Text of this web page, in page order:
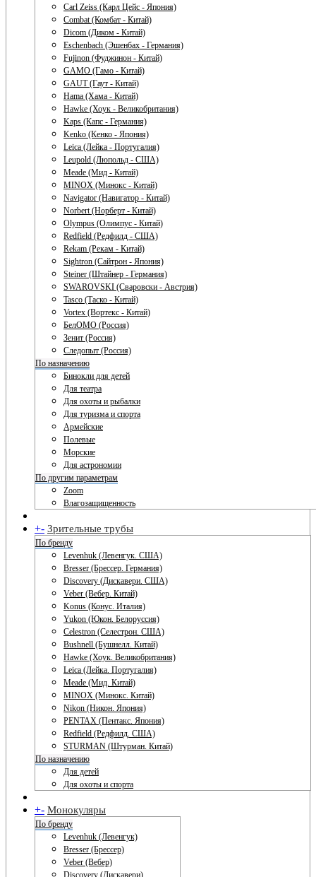
Carl Zeiss (Карл Цейс - Япония)
Combat (Комбат - Китай)
Dicom (Диком - Китай)
Eschenbach (Эшенбах - Германия)
Fujinon (Фуджинон - Китай)
GAMO (Гамо - Китай)
GAUT (Гаут - Китай)
Hama (Хама - Китай)
Hawke (Хоук - Великобритания)
Kaps (Капс - Германия)
Kenko (Кенко - Япония)
Leica (Лейка - Португалия)
Leupold (Люпольд - США)
Meade (Мид - Китай)
MINOX (Минокс - Китай)
Navigator (Навигатор - Китай)
Norbert (Норберт - Китай)
Olympus (Олимпус - Китай)
Redfield (Редфилд - США)
Rekam (Рекам - Китай)
Sightron (Сайтрон - Япония)
Steiner (Штайнер - Германия)
SWAROVSKI (Сваровски - Австрия)
Tasco (Таско - Китай)
Vortex (Вортекс - Китай)
БелОМО (Россия)
Зенит (Россия)
Следопыт (Россия)
По назначению
Бинокли для детей
Для театра
Для охоты и рыбалки
Для туризма и спорта
Армейские
Полевые
Морские
Для астрономии
По другим параметрам
Zoom
Влагозащищенность
+- Зрительные трубы
По бренду
Levenhuk (Левенгук. США)
Bresser (Брессер. Германия)
Discovery (Дискавери. США)
Veber (Вебер. Китай)
Konus (Конус. Италия)
Yukon (Юкон. Белоруссия)
Celestron (Селестрон. США)
Bushnell (Бушнелл. Китай)
Hawke (Хоук. Великобритания)
Leica (Лейка. Португалия)
Meade (Мид. Китай)
MINOX (Минокс. Китай)
Nikon (Никон. Япония)
PENTAX (Пентакс. Япония)
Redfield (Редфилд. США)
STURMAN (Штурман. Китай)
По назначению
Для детей
Для охоты и спорта
+- Монокуляры
По бренду
Levenhuk (Левенгук)
Bresser (Брессер)
Veber (Вебер)
Discovery (Дискавери)